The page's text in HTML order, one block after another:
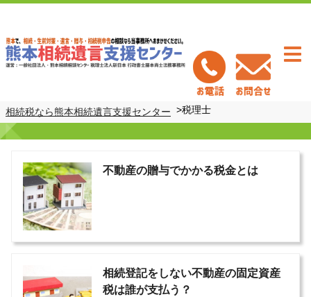
相続税なら熊本相続遺言支援センター >税理士
不動産の贈与でかかる税金とは
相続登記をしない不動産の固定資産
税は誰が支払う？